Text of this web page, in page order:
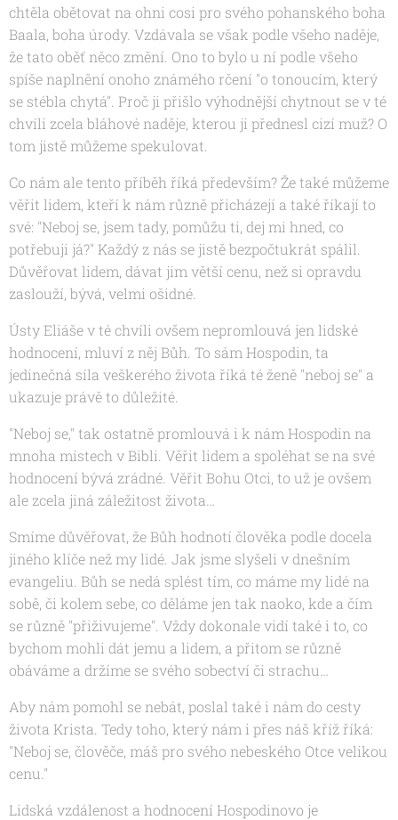
chtěla obětovat na ohni cosi pro svého pohanského boha
Baala, boha úrody. Vzdávala se však podle všeho naděje,
že tato oběť něco změní. Ono to bylo u ní podle všeho
spíše naplnění onoho známého rčení "o tonoucím, který
se stébla chytá". Proč ji přišlo výhodnější chytnout se v té
chvíli zcela bláhové naděje, kterou ji přednesl cizí muž? O
tom jistě můžeme spekulovat.
Co nám ale tento příběh říká především? Že také můžeme
věřit lidem, kteří k nám různě přicházejí a také říkají to
své: "Neboj se, jsem tady, pomůžu ti, dej mi hned, co
potřebuji já?" Každý z nás se jistě bezpočtukrát spálil.
Důvěřovat lidem, dávat jim větší cenu, než si opravdu
zaslouží, bývá, velmi ošidné.
Ústy Eliáše v té chvíli ovšem nepromlouvá jen lidské
hodnocení, mluví z něj Bůh. To sám Hospodin, ta
jedinečná síla veškerého života říká té ženě "neboj se" a
ukazuje právě to důležité.
"Neboj se," tak ostatně promlouvá i k nám Hospodin na
mnoha místech v Bibli. Věřit lidem a spoléhat se na své
hodnocení bývá zrádné. Věřit Bohu Otci, to už je ovšem
ale zcela jiná záležitost života…
Smíme důvěřovat, že Bůh hodnotí člověka podle docela
jiného klíče než my lidé. Jak jsme slyšeli v dnešním
evangeliu. Bůh se nedá splést tím, co máme my lidé na
sobě, či kolem sebe, co děláme jen tak naoko, kde a čím
se různě "přiživujeme". Vždy dokonale vidí také i to, co
bychom mohli dát jemu a lidem, a přitom se různě
obáváme a držíme se svého sobectví či strachu…
Aby nám pomohl se nebát, poslal také i nám do cesty
života Krista. Tedy toho, který nám i přes náš kříž říká:
"Neboj se, člověče, máš pro svého nebeského Otce velikou
cenu."
Lidská vzdálenost a hodnocení Hospodinovo je